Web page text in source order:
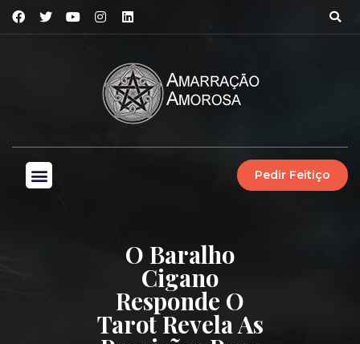
Pedir Feitiço
O Baralho
Cigano
Responde O
Tarot Revela As